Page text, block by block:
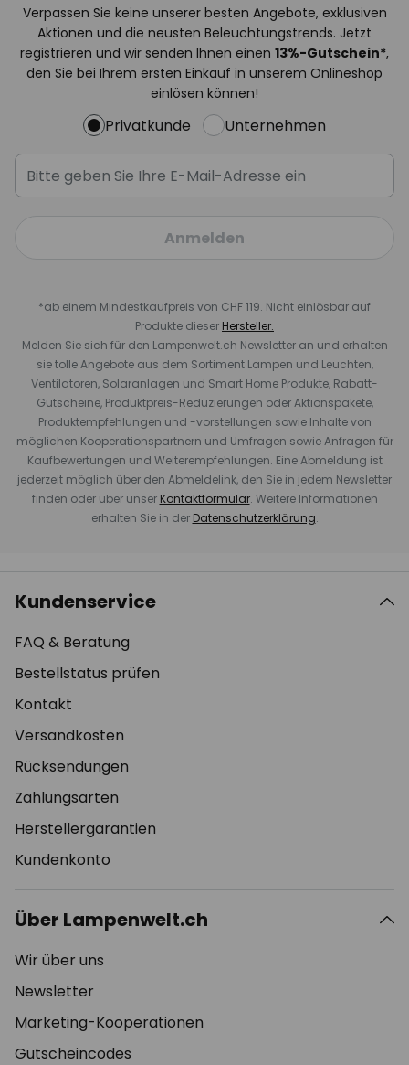
Verpassen Sie keine unserer besten Angebote, exklusiven
Aktionen und die neusten Beleuchtungstrends. Jetzt
registrieren und wir senden Ihnen einen 13%-Gutschein*,
den Sie bei Ihrem ersten Einkauf in unserem Onlineshop
einlösen können!
Privatkunde Unternehmen
Anmelden
*ab einem Mindestkaufpreis von CHF 119. Nicht einlösbar auf
Produkte dieser Hersteller.
Melden Sie sich für den Lampenwelt.ch Newsletter an und erhalten
sie tolle Angebote aus dem Sortiment Lampen und Leuchten,
Ventilatoren, Solaranlagen und Smart Home Produkte, Rabatt-
Gutscheine, Produktpreis-Reduzierungen oder Aktionspakete,
Produktempfehlungen und -vorstellungen sowie Inhalte von
möglichen Kooperationspartnern und Umfragen sowie Anfragen für
Kaufbewertungen und Weiterempfehlungen. Eine Abmeldung ist
jederzeit möglich über den Abmeldelink, den Sie in jedem Newsletter
finden oder über unser Kontaktformular. Weitere Informationen
erhalten Sie in der Datenschutzerklärung.
Kundenservice
FAQ & Beratung
Bestellstatus prüfen
Kontakt
Versandkosten
Rücksendungen
Zahlungsarten
Herstellergarantien
Kundenkonto
Über Lampenwelt.ch
Wir über uns
Newsletter
Marketing-Kooperationen
Gutscheincodes